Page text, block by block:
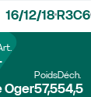
16/12/18R3C6
Oger
Poids
57,5
Déch.
54,5